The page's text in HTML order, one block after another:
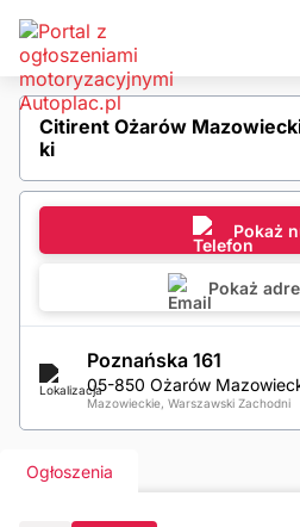
Citirent Ożarów
ki
Pokaż
Pokaż
Poznańska 161
05-850 Ożarów
Mazowieckie, Warszawski Zachodni
Ogłoszenia